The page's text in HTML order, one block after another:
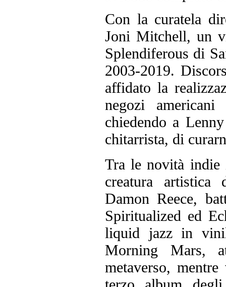
Con la curatela
Joni Mitchell, un
Splendiferous di
2003-2019.
affidato la
negozi
chiedendo a
chitarrista, di
Tra le novità indie
creatura artistica
Damon Reece,
Spiritualized ed
liquid jazz in
Morning Mars,
metaverso,